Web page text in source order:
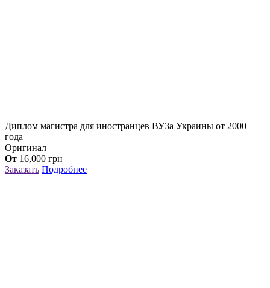
Диплом магистра для иностранцев ВУЗа Украины от 2000
года
Оригинал
От 16,000 грн
Заказать Подробнее